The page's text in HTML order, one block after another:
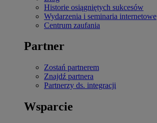
Historie osiągniętych sukcesów
Wydarzenia i seminaria internetowe
Centrum zaufania
Partner
Zostań partnerem
Znajdź partnera
Partnerzy ds. integracji
Wsparcie